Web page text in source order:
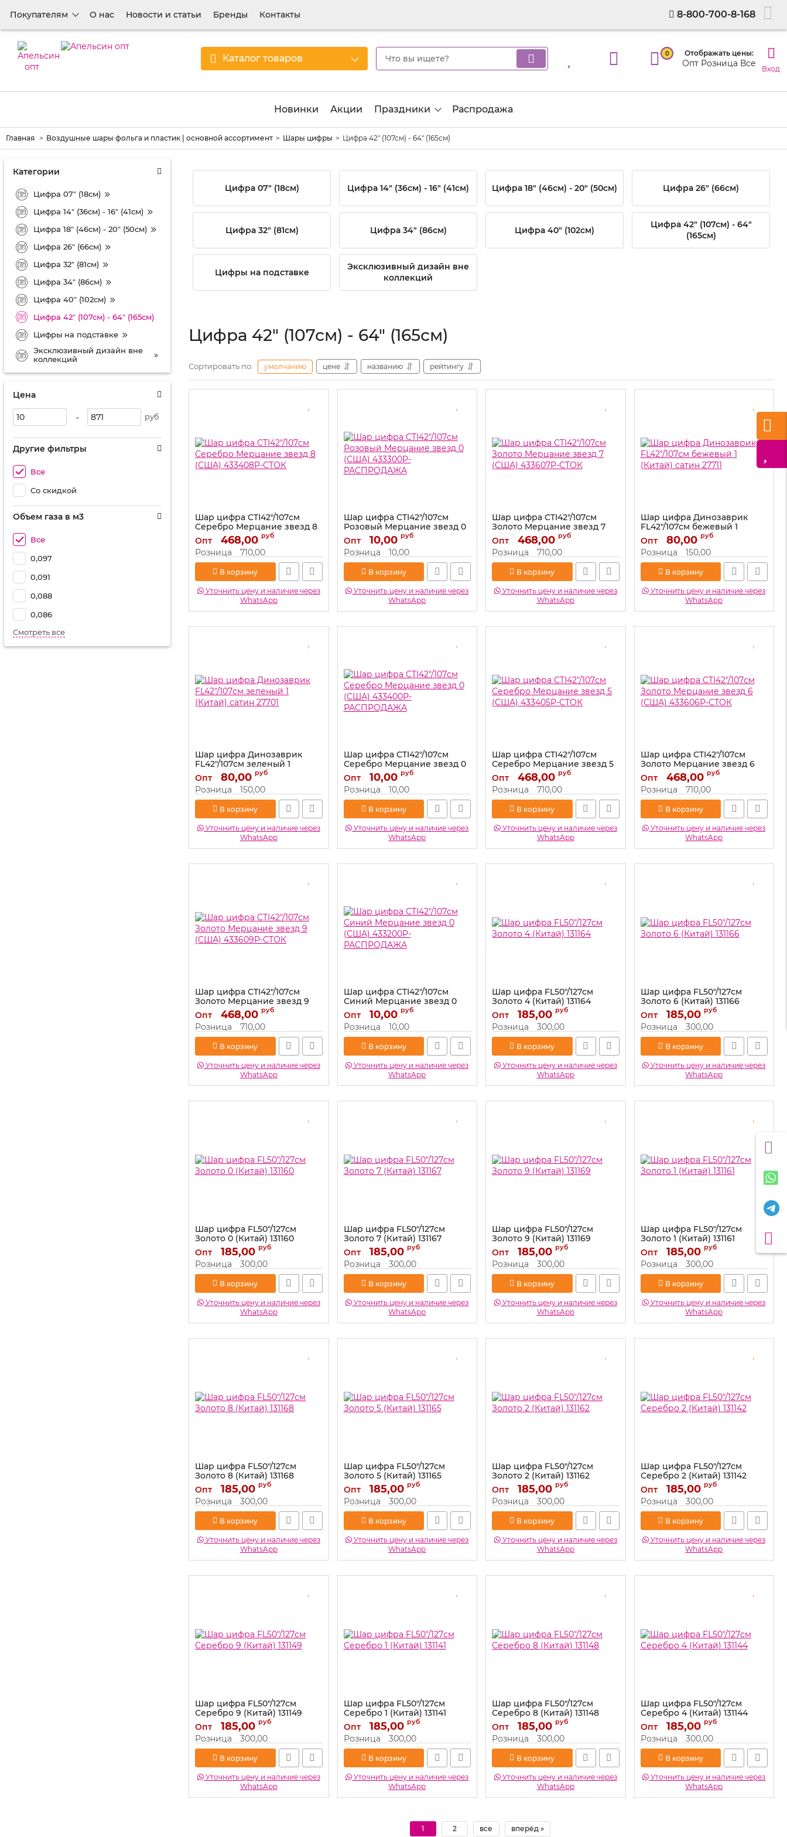
Покупателям О нас Новости и статьи Бренды Контакты 8-800-700-8-168
Каталог товаров 0 Отображать цены:
Опт Розница Все Вход
Новинки Акции Праздники Распродажа
Главная Воздушные шары фольга и пластик | основной ассортимент Шары цифры Цифра 42" (107см) - 64" (165см)
Категории
Цифра 07" (18см)
Цифра 14" (36см) - 16" (41см)
Цифра 18" (46см) - 20" (50см)
Цифра 26" (66см)
Цифра 32" (81см)
Цифра 34" (86см)
Цифра 40" (102см)
Цифра 42" (107см) - 64" (165см)
Цифры на подставке
Эксклюзивный дизайн вне
коллекций
Цена
- руб
Другие фильтры
Все
Со скидкой
Объем газа в м3
Все
0,097
0,091
0,088
0,086
Смотреть все
Цифра 07" (18см) Цифра 14" (36см) - 16" (41см) Цифра 18" (46см) - 20" (50см) Цифра 26" (66см)
Цифра 32" (81см) Цифра 34" (86см) Цифра 40" (102см)
Цифра 42" (107см) - 64"
(165см)
Цифры на подставке
Эксклюзивный дизайн вне
коллекций
Цифра 42" (107см) - 64" (165см)
Сортировать по: умолчанию цене названию рейтингу
Шар цифра CTI42"/107см
Серебро Мерцание звезд 8
(США) 433408P-СТОК
Артикул: 433408P-СТОК
Опт 468,00 руб
Розница 710,00
В корзину
Уточнить цену и наличие через
WhatsApp
Шар цифра CTI42"/107см
Розовый Мерцание звезд 0
(США) 433300P-
РАСПРОДАЖА
Артикул: 433300P-РАСПРОДАЖА
Опт 10,00 руб
Розница 10,00
В корзину
Уточнить цену и наличие через
WhatsApp
Шар цифра CTI42"/107см
Золото Мерцание звезд 7
(США) 433607P-СТОК
Артикул: 433607P-СТОК
Опт 468,00 руб
Розница 710,00
В корзину
Уточнить цену и наличие через
WhatsApp
Шар цифра Динозаврик
FL42"/107см бежевый 1
(Китай) сатин 27711
Артикул: 27711
Опт 80,00 руб
Розница 150,00
В корзину
Уточнить цену и наличие через
WhatsApp
Шар цифра Динозаврик
FL42"/107см зеленый 1
(Китай) сатин 27701
Артикул: 27701
Опт 80,00 руб
Розница 150,00
В корзину
Уточнить цену и наличие через
WhatsApp
Шар цифра CTI42"/107см
Серебро Мерцание звезд 0
(США) 433400P-
РАСПРОДАЖА
Артикул: 433400P-РАСПРОДАЖА
Опт 10,00 руб
Розница 10,00
В корзину
Уточнить цену и наличие через
WhatsApp
Шар цифра CTI42"/107см
Серебро Мерцание звезд 5
(США) 433405P-СТОК
Артикул: 433405P-СТОК
Опт 468,00 руб
Розница 710,00
В корзину
Уточнить цену и наличие через
WhatsApp
Шар цифра CTI42"/107см
Золото Мерцание звезд 6
(США) 433606P-СТОК
Артикул: 433606P-СТОК
Опт 468,00 руб
Розница 710,00
В корзину
Уточнить цену и наличие через
WhatsApp
Шар цифра CTI42"/107см
Золото Мерцание звезд 9
(США) 433609P-СТОК
Артикул: 433609P-СТОК
Опт 468,00 руб
Розница 710,00
В корзину
Уточнить цену и наличие через
WhatsApp
Шар цифра CTI42"/107см
Синий Мерцание звезд 0
(США) 433200P-
РАСПРОДАЖА
Артикул: 433200P-РАСПРОДАЖА
Опт 10,00 руб
Розница 10,00
В корзину
Уточнить цену и наличие через
WhatsApp
Шар цифра FL50"/127см
Золото 4 (Китай) 131164
Артикул: 131164
Опт 185,00 руб
Розница 300,00
В корзину
Уточнить цену и наличие через
WhatsApp
Шар цифра FL50"/127см
Золото 6 (Китай) 131166
Артикул: 131166
Опт 185,00 руб
Розница 300,00
В корзину
Уточнить цену и наличие через
WhatsApp
Шар цифра FL50"/127см
Золото 0 (Китай) 131160
Артикул: 131160
Опт 185,00 руб
Розница 300,00
В корзину
Уточнить цену и наличие через
WhatsApp
Шар цифра FL50"/127см
Золото 7 (Китай) 131167
Артикул: 131167
Опт 185,00 руб
Розница 300,00
В корзину
Уточнить цену и наличие через
WhatsApp
Шар цифра FL50"/127см
Золото 9 (Китай) 131169
Артикул: 131169
Опт 185,00 руб
Розница 300,00
В корзину
Уточнить цену и наличие через
WhatsApp
Шар цифра FL50"/127см
Золото 1 (Китай) 131161
Артикул: 131161
Опт 185,00 руб
Розница 300,00
В корзину
Уточнить цену и наличие через
WhatsApp
Шар цифра FL50"/127см
Золото 8 (Китай) 131168
Артикул: 131168
Опт 185,00 руб
Розница 300,00
В корзину
Уточнить цену и наличие через
WhatsApp
Шар цифра FL50"/127см
Золото 5 (Китай) 131165
Артикул: 131165
Опт 185,00 руб
Розница 300,00
В корзину
Уточнить цену и наличие через
WhatsApp
Шар цифра FL50"/127см
Золото 2 (Китай) 131162
Артикул: 131162
Опт 185,00 руб
Розница 300,00
В корзину
Уточнить цену и наличие через
WhatsApp
Шар цифра FL50"/127см
Серебро 2 (Китай) 131142
Артикул: 131142
Опт 185,00 руб
Розница 300,00
В корзину
Уточнить цену и наличие через
WhatsApp
Шар цифра FL50"/127см
Серебро 9 (Китай) 131149
Артикул: 131149
Опт 185,00 руб
Розница 300,00
В корзину
Уточнить цену и наличие через
WhatsApp
Шар цифра FL50"/127см
Серебро 1 (Китай) 131141
Артикул: 131141
Опт 185,00 руб
Розница 300,00
В корзину
Уточнить цену и наличие через
WhatsApp
Шар цифра FL50"/127см
Серебро 8 (Китай) 131148
Артикул: 131148
Опт 185,00 руб
Розница 300,00
В корзину
Уточнить цену и наличие через
WhatsApp
Шар цифра FL50"/127см
Серебро 4 (Китай) 131144
Артикул: 131144
Опт 185,00 руб
Розница 300,00
В корзину
Уточнить цену и наличие через
WhatsApp
1 2 все вперёд »